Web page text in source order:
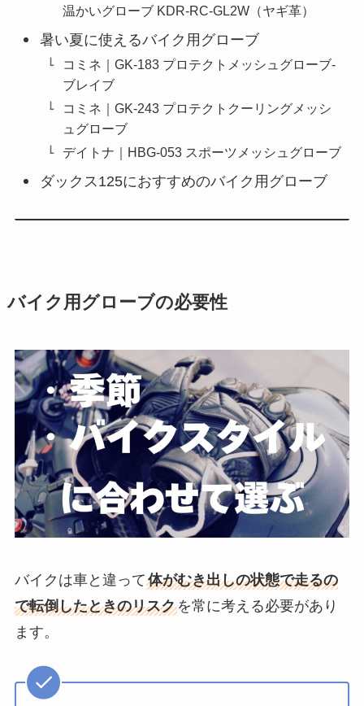
温かいグローブ KDR-RC-GL2W（ヤギ革）
暑い夏に使えるバイク用グローブ
コミネ｜GK-183 プロテクトメッシュグローブ-
ブレイブ
コミネ｜GK-243 プロテクトクーリングメッシ
ュグローブ
デイトナ｜HBG-053 スポーツメッシュグローブ
ダックス125におすすめのバイク用グローブ
バイク用グローブの必要性
バイクは車と違って体がむき出しの状態で走るの
で転倒したときのリスクを常に考える必要があり
ます。